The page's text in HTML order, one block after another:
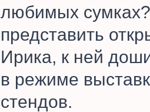
любимых
представить
Ирика, к ней
в режиме
стендов.